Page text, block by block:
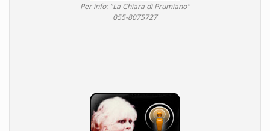
Per info: "La Chiara di Prumiano"
055-8075727